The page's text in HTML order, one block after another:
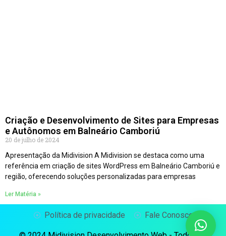
Criação e Desenvolvimento de Sites para Empresas
e Autônomos em Balneário Camboriú
20 de julho de 2024
Apresentação da Midivision A Midivision se destaca como uma
referência em criação de sites WordPress em Balneário Camboriú e
região, oferecendo soluções personalizadas para empresas
Ler Matéria »
Política de privacidade Fale Conosco